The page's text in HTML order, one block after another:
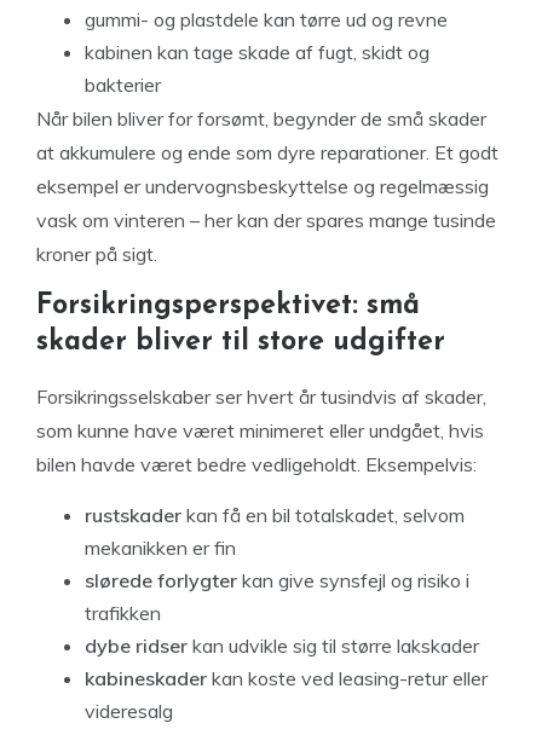
gummi- og plastdele kan tørre ud og revne
kabinen kan tage skade af fugt, skidt og
bakterier
Når bilen bliver for forsømt, begynder de små skader
at akkumulere og ende som dyre reparationer. Et godt
eksempel er undervognsbeskyttelse og regelmæssig
vask om vinteren – her kan der spares mange tusinde
kroner på sigt.
Forsikringsperspektivet: små
skader bliver til store udgifter
Forsikringsselskaber ser hvert år tusindvis af skader,
som kunne have været minimeret eller undgået, hvis
bilen havde været bedre vedligeholdt. Eksempelvis:
rustskader kan få en bil totalskadet, selvom
mekanikken er fin
slørede forlygter kan give synsfejl og risiko i
trafikken
dybe ridser kan udvikle sig til større lakskader
kabineskader kan koste ved leasing-retur eller
videresalg